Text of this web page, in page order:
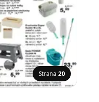
Strana 20